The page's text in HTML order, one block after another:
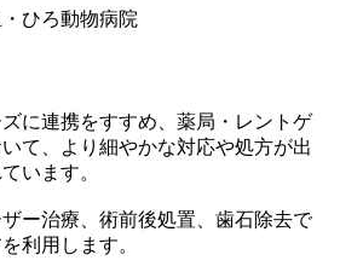
に連携をすすめ、薬局・レントゲ
て、より細やかな対応や処方が出
います。
ー治療、術前後処置、歯石除去で
利用します。